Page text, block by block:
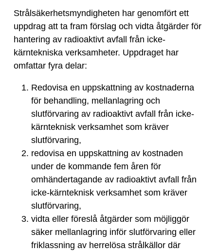
Strålsäkerhetsmyndigheten har genomfört ett
uppdrag att ta fram förslag och vidta åtgärder för
hantering av radioaktivt avfall från icke-
kärntekniska verksamheter. Uppdraget har
omfattar fyra delar:
Redovisa en uppskattning av kostnaderna
för behandling, mellanlagring och
slutförvaring av radioaktivt avfall från icke-
kärnteknisk verksamhet som kräver
slutförvaring,
redovisa en uppskattning av kostnaden
under de kommande fem åren för
omhändertagande av radioaktivt avfall från
icke-kärnteknisk verksamhet som kräver
slutförvaring,
vidta eller föreslå åtgärder som möjliggör
säker mellanlagring inför slutförvaring eller
friklassning av herrelösa strålkällor där